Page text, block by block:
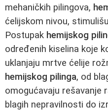
mehaničkih pilingova,
ćelijskom nivou,
Postupak hemijskog
određenih kiselina koje
uklanjaju mrtve ćelije
hemijskog pilinga, od
omogućavaju rešavanje
blagih nepravilnosti do